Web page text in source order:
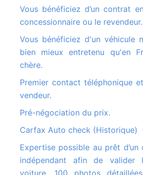
Vous bénéficiez d’un contrat en direct avec le
concessionnaire ou le revendeur.
Vous bénéficiez d'un véhicule mieux équipé et
bien mieux entretenu qu'en
chère.
Premier contact téléphonique et vérification du
vendeur.
Pré-négociation du prix.
Carfax Auto check (Historique)
Expertise possible au prêt d’un cabinet privé et
indépendant afin de valider